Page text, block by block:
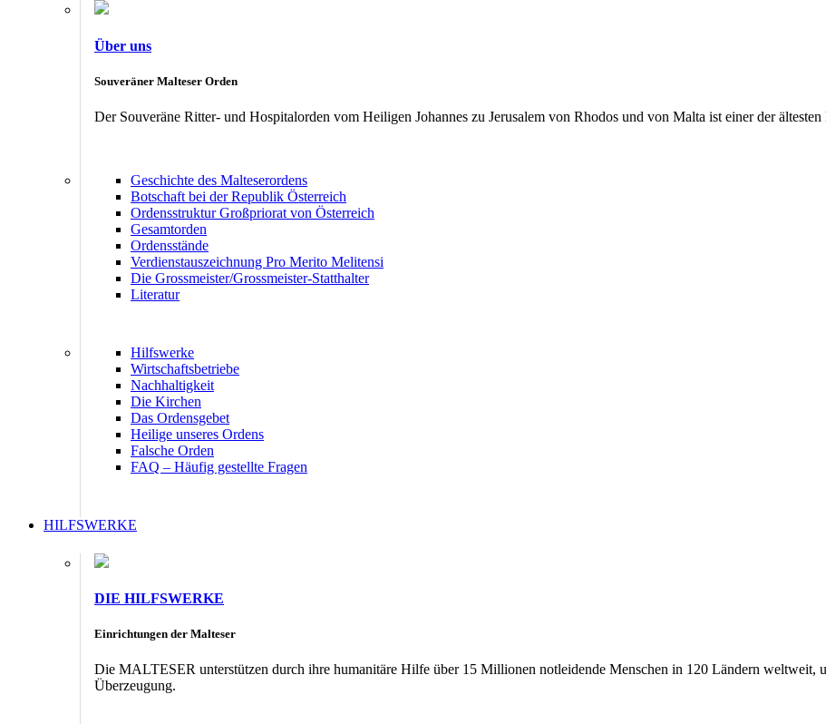
Über uns
Souveräner Malteser Orden
Der Souveräne Ritter- und Hospitalorden vom Heiligen Johannes zu Jerusalem von Rhodos und von Malta ist einer der
Geschichte des Malteserordens
Botschaft bei der Republik Österreich
Ordensstruktur Großpriorat von Österreich
Gesamtorden
Ordensstände
Verdienstauszeichnung Pro Merito Melitensi
Die Grossmeister/Grossmeister-Statthalter
Literatur
Hilfswerke
Wirtschaftsbetriebe
Nachhaltigkeit
Die Kirchen
Das Ordensgebet
Heilige unseres Ordens
Falsche Orden
FAQ – Häufig gestellte Fragen
HILFSWERKE
DIE HILFSWERKE
Einrichtungen der Malteser
Die MALTESER unterstützen durch ihre humanitäre Hilfe über 15 Millionen notleidende Menschen in 120 Ländern weltweit,
Überzeugung.